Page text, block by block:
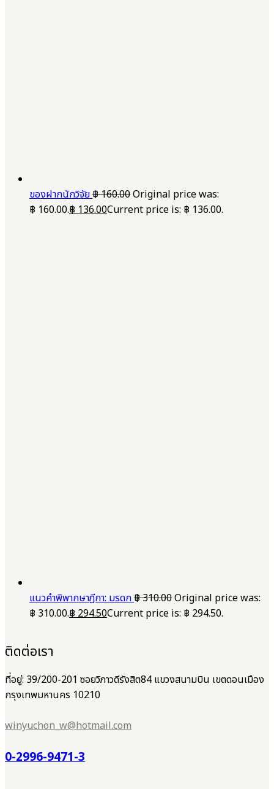
ของฝากนักวิจัย฿160.00Original price was:
฿ 160.00.฿136.00Current price is: ฿ 136.00.
แนวคำพิพากษาฎีกา: มรดก฿310.00Original price was:
฿ 310.00.฿294.50Current price is: ฿ 294.50.
ติดต่อเรา
ที่อยู่: 39/200-201 ซอยวิภาวดีรังสิต84 แขวงสนามบิน เขตดอนเมือง
กรุงเทพมหานคร 10210
winyuchon_w@hotmail.com
0-2996-9471-3